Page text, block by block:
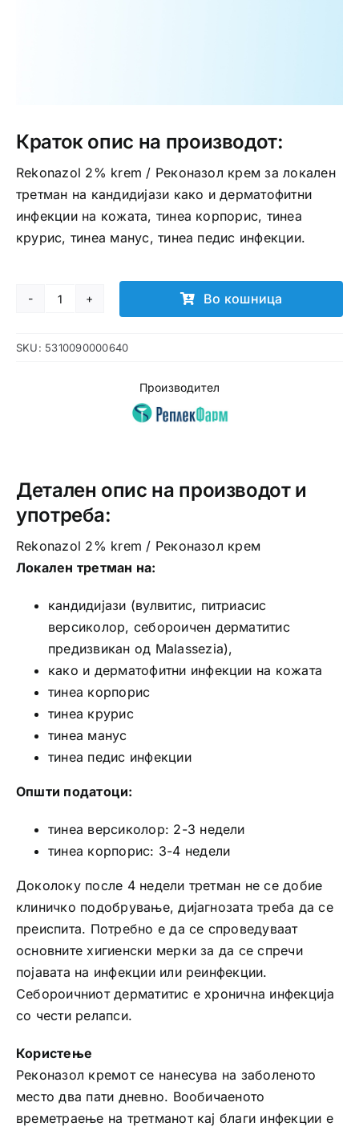
Краток опис на производот:
Rekonazol 2% krem / Реконазол крем за локален
третман на кандидијази како и дерматофитни
инфекции на кожата, тинеа корпорис, тинеа
крурис, тинеа манус, тинеа педис инфекции.
Реконазол
крем
Во кошница
SKU: 5310090000640
Производител
Детален опис на производот и
употреба:
Rekonazol 2% krem / Реконазол крем
Локален третман на:
кандидијази (вулвитис, питриасис
версиколор, себороичен дерматитис
предизвикан од Malassezia),
како и дерматофитни инфекции на кожата
тинеа корпорис
тинеа крурис
тинеа манус
тинеа педис инфекции
Општи податоци:
тинеа версиколор: 2-3 недели
тинеа корпорис: 3-4 недели
Доколоку после 4 недели третман не се добие
клиничко подобрување, дијагнозата треба да се
преиспита. Потребно е да се спроведуваат
основните хигиенски мерки за да се спречи
појавата на инфекции или реинфекции.
Себороичниот дерматитис е хронична инфекција
со чести релапси.
Користење
Реконазол кремот се нанесува на заболеното
место два пати дневно. Вообичаеното
времетраење на третманот кај благи инфекции е